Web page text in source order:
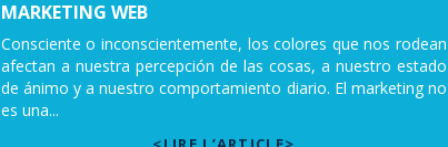
MARKETING WEB
Consciente o inconscientemente, los colores que nos rodean
afectan a nuestra percepción de las cosas, a nuestro estado
de ánimo y a nuestro comportamiento diario. El marketing no
es una...